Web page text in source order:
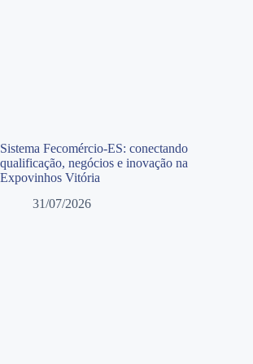
Sistema Fecomércio-ES: conectando
qualificação, negócios e inovação na
Expovinhos Vitória
31/07/2026